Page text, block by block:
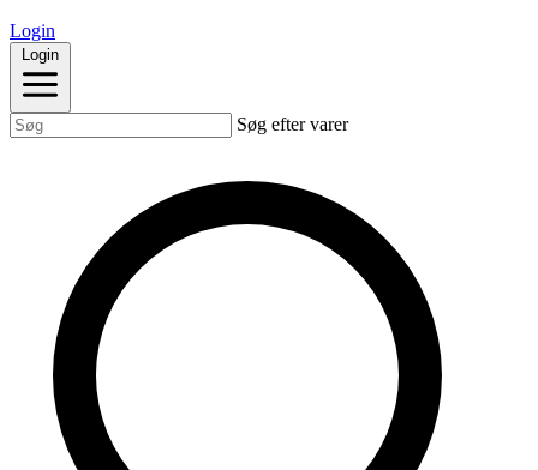
Login
Login
Søg efter varer